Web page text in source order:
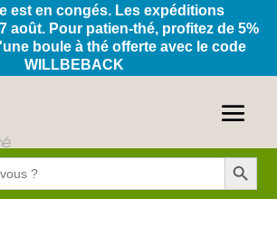
est en congés. Les expéditions
août. Pour patien-thé, profitez de 5%
boule à thé offerte avec le code
WILLBEBACK
Search Button